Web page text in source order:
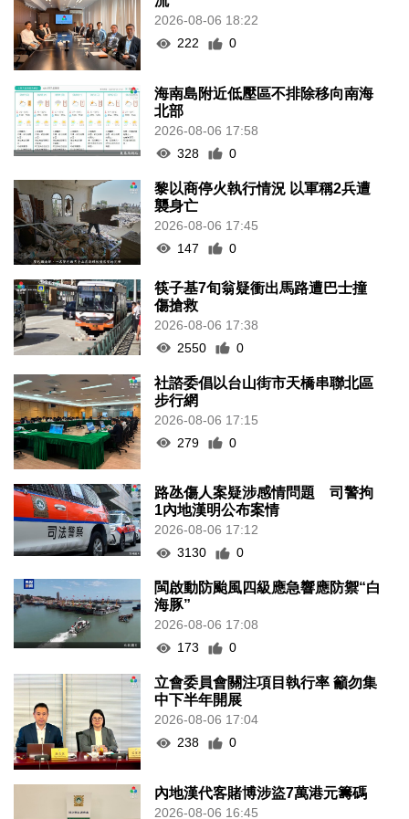
2026-08-06 18:22
222
0
海南島附近低壓區不排除移向南海
北部
2026-08-06 17:58
328
0
黎以商停火執行情況 以軍稱2兵遭
襲身亡
2026-08-06 17:45
147
0
筷子基7旬翁疑衝出馬路遭巴士撞
傷搶救
2026-08-06 17:38
2550
0
社諮委倡以台山街市天橋串聯北區
步行網
2026-08-06 17:15
279
0
路氹傷人案疑涉感情問題 司警拘
1內地漢明公布案情
2026-08-06 17:12
3130
0
閩啟動防颱風四級應急響應防禦“白
海豚”
2026-08-06 17:08
173
0
立會委員會關注項目執行率 籲勿集
中下半年開展
2026-08-06 17:04
238
0
內地漢代客賭博涉盜7萬港元籌碼
2026-08-06 16:45